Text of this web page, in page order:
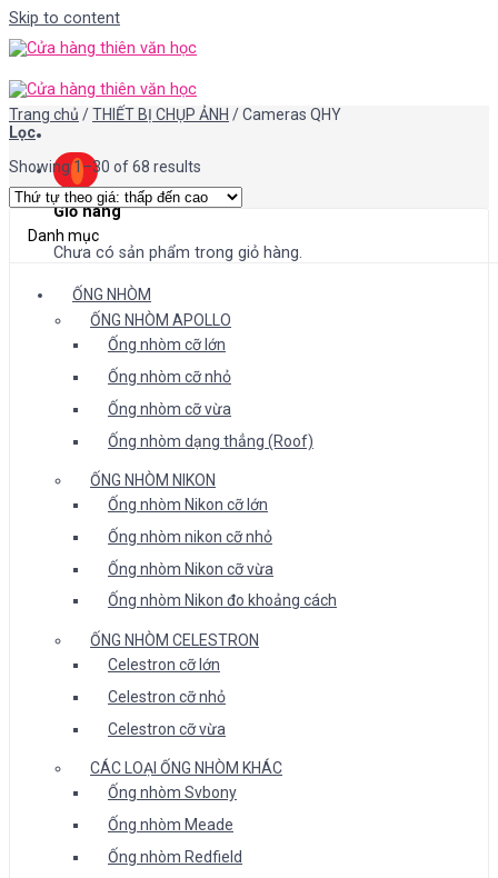
Skip to content
Giỏ hàng
Chưa có sản phẩm trong giỏ hàng.
Trang chủ /THIẾT BỊ CHỤP ẢNH /Cameras QHY
Lọc
Showing 1–30 of 68 results
Danh mục
ỐNG NHÒM
ỐNG NHÒM APOLLO
Ống nhòm cỡ lớn
Ống nhòm cỡ nhỏ
Ống nhòm cỡ vừa
Ống nhòm dạng thẳng (Roof)
ỐNG NHÒM NIKON
Ống nhòm Nikon cỡ lớn
Ống nhòm nikon cỡ nhỏ
Ống nhòm Nikon cỡ vừa
Ống nhòm Nikon đo khoảng cách
ỐNG NHÒM CELESTRON
Celestron cỡ lớn
Celestron cỡ nhỏ
Celestron cỡ vừa
CÁC LOẠI ỐNG NHÒM KHÁC
Ống nhòm Svbony
Ống nhòm Meade
Ống nhòm Redfield